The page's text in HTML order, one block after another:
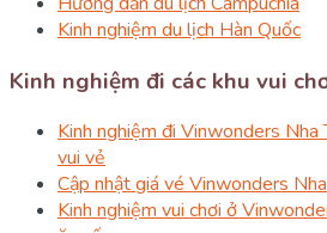
Kinh nghiệm du lịch Hàn Quốc
Kinh nghiệm đi các khu vui
Kinh nghiệm đi Vinwonders
vui vẻ
Cập nhật giá vé Vinwonders
Kinh nghiệm vui chơi ở